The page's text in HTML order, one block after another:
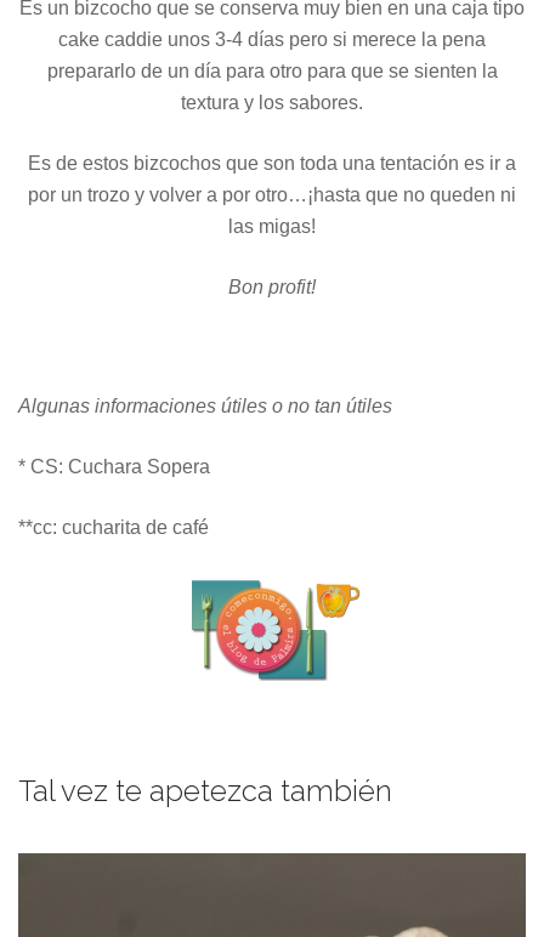
Es un bizcocho que se conserva muy bien en una caja tipo
cake caddie unos 3-4 días pero si merece la pena
prepararlo de un día para otro para que se sienten la
textura y los sabores.
Es de estos bizcochos que son toda una tentación es ir a
por un trozo y volver a por otro…¡hasta que no queden ni
las migas!
Bon profit!
Algunas informaciones útiles o no tan útiles
* CS: Cuchara Sopera
**cc: cucharita de café
Tal vez te apetezca también